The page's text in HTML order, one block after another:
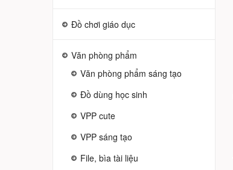
Đồ chơi giáo dục
Văn phòng phẩm
Văn phòng phẩm sáng tạo
Đồ dùng học sinh
VPP cute
VPP sáng tạo
File, bìa tài liệu